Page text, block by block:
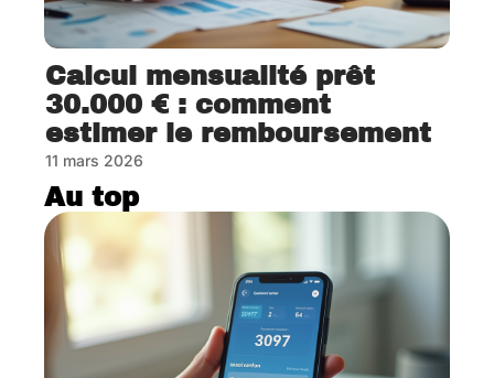
Calcul mensualité prêt
30.000 € : comment
estimer le remboursement
11 mars 2026
Au top